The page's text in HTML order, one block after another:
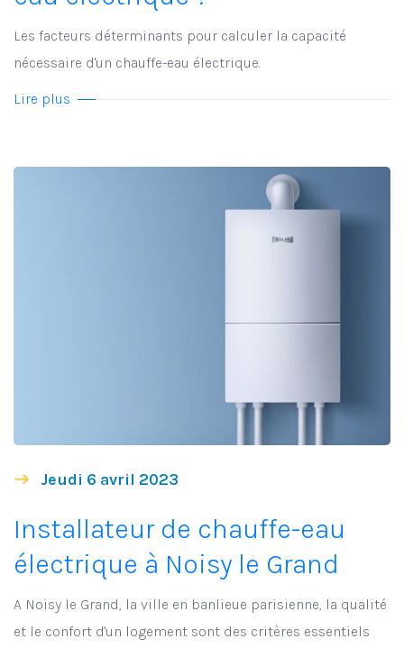
Les facteurs déterminants pour calculer la capacité
nécessaire d'un chauffe-eau électrique.
Lire plus
Jeudi 6 avril 2023
Installateur de chauffe-eau
électrique à Noisy le Grand
A Noisy le Grand, la ville en banlieue parisienne, la qualité
et le confort d'un logement sont des critères essentiels